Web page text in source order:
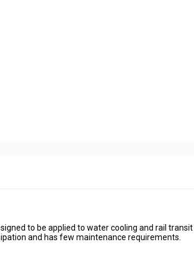
to be applied to water cooling and rail
and has few maintenance requirements.